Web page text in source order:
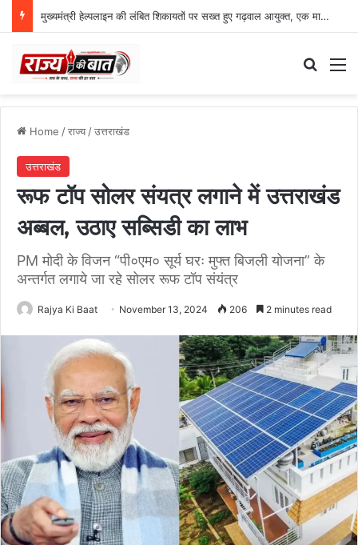
मुख्यमंत्री हेल्पलाइन की लंबित शिकायतों पर सख्त हुए गढ़वाल आयुक्त, एक माह की डेडलाइन
Home /राज्य/उत्तराखंड
उत्तराखंड
रूफ टॉप सोलर संयत्र लगाने में उत्तराखंड
अब्बल, उठाए सब्सिडी का लाभ
PM मोदी के विजन “पी०एम० सूर्य घरः मुफ्त बिजली योजना” के
अन्तर्गत लगाये जा रहे सोलर रूफ टॉप संयंत्र
Rajya Ki Baat November 13, 2024 206 2 minutes read